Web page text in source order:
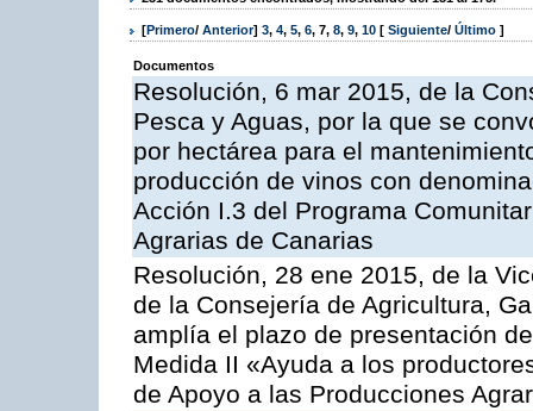
[Primero/ Anterior] 3, 4, 5, 6, 7, 8, 9, 10 [ Siguiente/ Último ]
Documentos
Resolución, 6 mar 2015, de la
Pesca y Aguas, por la que se
por hectárea para el
producción de vinos con
Acción I.3 del Programa
Agrarias de Canarias
Resolución, 28 ene 2015, de la
de la Consejería de Agricultura,
amplía el plazo de presentación
Medida II «Ayuda a los
de Apoyo a las Producciones